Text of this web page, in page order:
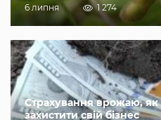
6 липня 1 274
Страхування врожаю, як
захистити свій бізнес